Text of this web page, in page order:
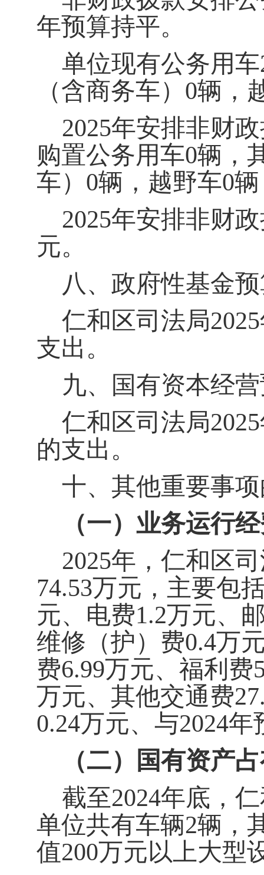
年预算持平。
单位现有公务用车
（含商务车） 0辆，
2025年安排非财
购置公务用车0辆，
车） 0辆，越野车0
2025年安排非财
元。
八、政府性基金
仁和区司法局2025
支出。
九、国有资本经
仁和区司法局2025
的支出。
十、其他重要事
（一）业务运行
2025年， 仁和区
74.53万元，主要包
元、电费1.2万元、
维修（护）费0.4万
费6.99万元、福利费
万元、其他交通费
0.24万元、 与2024年
（二）国有资产
截至2024年底，
单位共有车辆2辆，
值200万元以上大型